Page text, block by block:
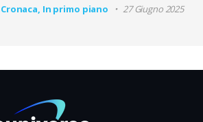
Cronaca, In primo piano 27 Giugno 2025